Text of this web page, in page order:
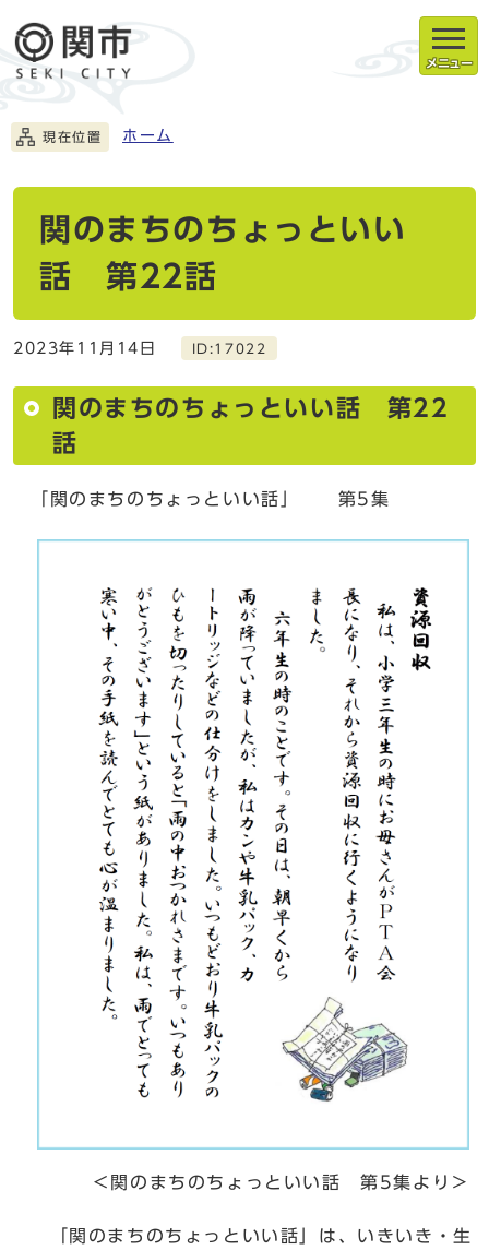
メニュー
現在位置 ホーム
関のまちのちょっといい
話 第22話
2023年11月14日 ID:17022
関のまちのちょっといい話 第22
話
「関のまちのちょっといい話」 第5集
＜関のまちのちょっといい話 第5集より＞
「関のまちのちょっといい話」は、いきいき・生